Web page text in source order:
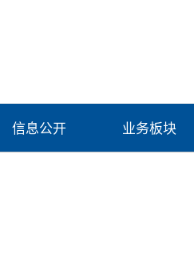
信息公开 业务板块